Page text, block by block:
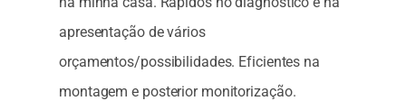
apresentação de vários
orçamentos/possibilidades. Eficientes na
montagem e posterior monitorização.